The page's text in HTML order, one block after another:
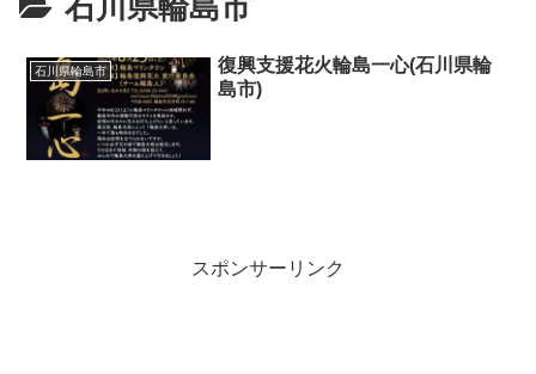
石川県輪島市
復興支援花火輪島一心(石川県輪
島市)
スポンサーリンク